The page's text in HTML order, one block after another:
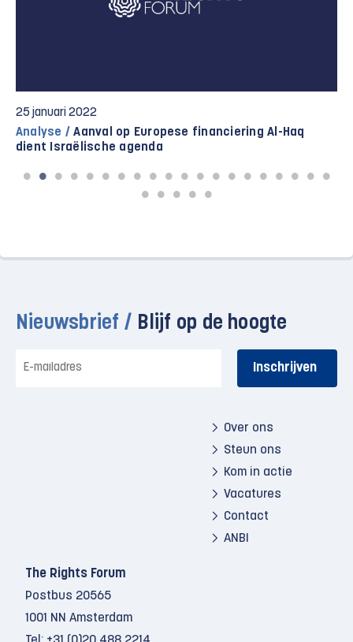
25 januari 2022
Analyse / Aanval op Europese financiering Al-Haq
dient Israëlische agenda
Nieuwsbrief / Blijf op de hoogte
mailadres
Over ons
Steun ons
Kom in actie
Vacatures
Contact
ANBI
The Rights Forum
Postbus 20565
1001 NN Amsterdam